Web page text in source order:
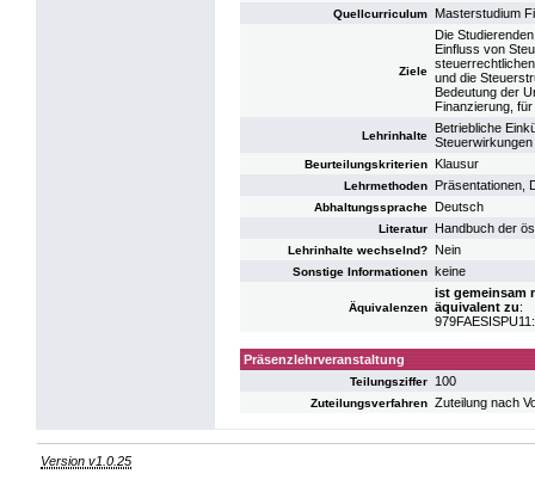
Quellcurriculum Masterstudium
Ziele
Die
Einfluss von
und die
Bedeutung der
Finanzierung,
Lehrinhalte
Betriebliche
Beurteilungskriterien Klausur
Lehrmethoden Präsentationen,
Abhaltungssprache Deutsch
Literatur Handbuch der
Lehrinhalte wechselnd? Nein
Sonstige Informationen keine
Äquivalenzen
ist gemeinsam
äquivalent zu:
Präsenzlehrveranstaltung
Teilungsziffer 100
Zuteilungsverfahren Zuteilung nach
Version v1.0.25